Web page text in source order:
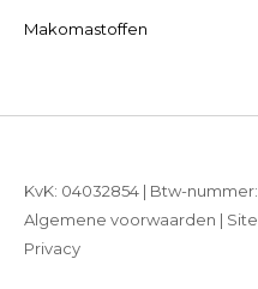
Makomastoffen
KvK: 04032854 | Btw-nummer:
Algemene voorwaarden |
Privacy